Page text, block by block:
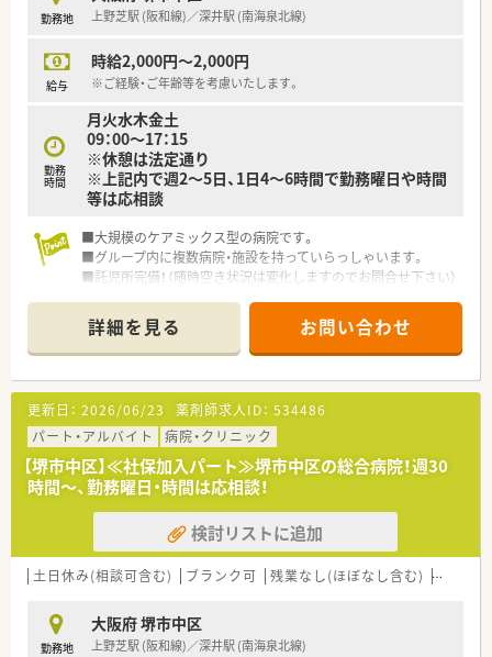
勤務地 上野芝駅 (阪和線)／深井駅 (南海泉北線)
給与
時給2,000円～2,000円
※ご経験・ご年齢等を考慮いたします。
勤務
時間
月火水木金土
09：00～17：15
※休憩は法定通り
※上記内で週2～5日、1日4～6時間で勤務曜日や時間
等は応相談
■大規模のケアミックス型の病院です。
■グループ内に複数病院・施設を持っていらっしゃいます。
■託児所完備！（随時空き状況は変化しますのでお問合せ下さい）
勤めしていただけます。
詳細を見る お問い合わせ
更新日： 2026/06/23 薬剤師求人ID： 534486
パート・アルバイト
病院・クリニック
【堺市中区】≪社保加入パート≫堺市中区の総合病院！週30
時間～、勤務曜日・時間は応相談！
検討リストに追加
土日休み(相談可含む) ブランク可 残業なし(ほぼなし含む) 転勤な
勤務地
大阪府 堺市中区
上野芝駅 (阪和線)／深井駅 (南海泉北線)